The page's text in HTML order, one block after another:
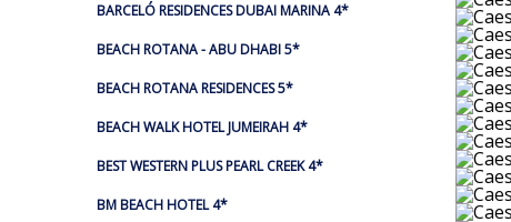
BARCELÓ RESIDENCES DUBAI MARINA 4*
BEACH ROTANA - ABU DHABI 5*
BEACH ROTANA RESIDENCES 5*
BEACH WALK HOTEL JUMEIRAH 4*
BEST WESTERN PLUS PEARL CREEK 4*
BM BEACH HOTEL 4*